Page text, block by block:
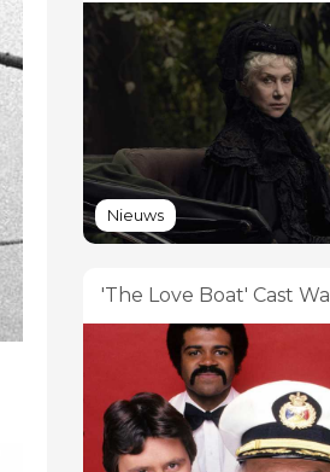
Nieuws
'The Love Boat' Cast